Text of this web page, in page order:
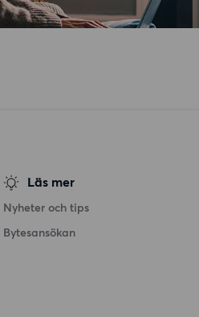
Läs mer
Nyheter och tips
Bytesansökan